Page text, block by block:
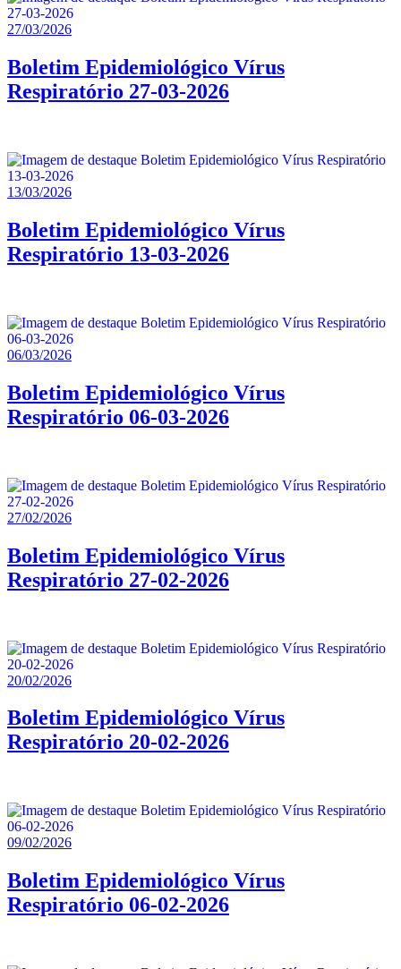
27/03/2026
Boletim Epidemiológico Vírus
Respiratório 27-03-2026
13/03/2026
Boletim Epidemiológico Vírus
Respiratório 13-03-2026
06/03/2026
Boletim Epidemiológico Vírus
Respiratório 06-03-2026
27/02/2026
Boletim Epidemiológico Vírus
Respiratório 27-02-2026
20/02/2026
Boletim Epidemiológico Vírus
Respiratório 20-02-2026
09/02/2026
Boletim Epidemiológico Vírus
Respiratório 06-02-2026